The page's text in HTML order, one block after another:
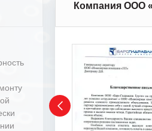
Компания ООО